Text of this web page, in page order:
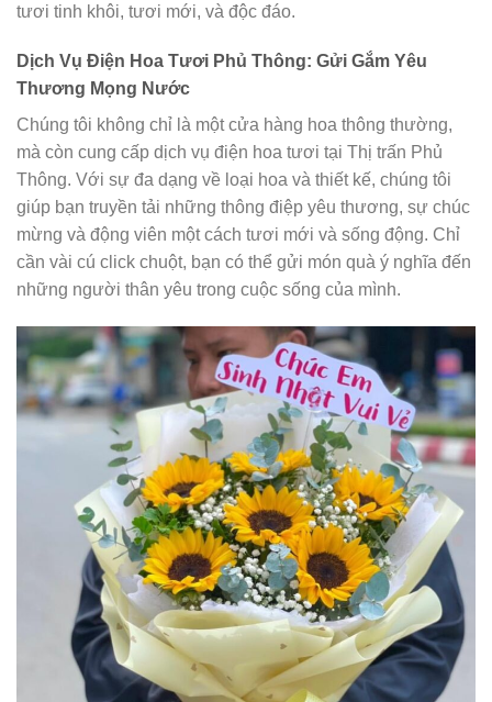
tươi tinh khôi, tươi mới, và độc đáo.
Dịch Vụ Điện Hoa Tươi Phủ Thông: Gửi Gắm Yêu
Thương Mọng Nước
Chúng tôi không chỉ là một cửa hàng hoa thông thường,
mà còn cung cấp dịch vụ điện hoa tươi tại Thị trấn Phủ
Thông. Với sự đa dạng về loại hoa và thiết kế, chúng tôi
giúp bạn truyền tải những thông điệp yêu thương, sự chúc
mừng và động viên một cách tươi mới và sống động. Chỉ
cần vài cú click chuột, bạn có thể gửi món quà ý nghĩa đến
những người thân yêu trong cuộc sống của mình.